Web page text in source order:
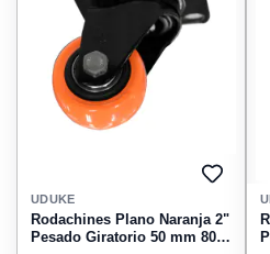
UDUKE
Rodachines Plano Naranja 2"
Pesado Giratorio 50 mm 80